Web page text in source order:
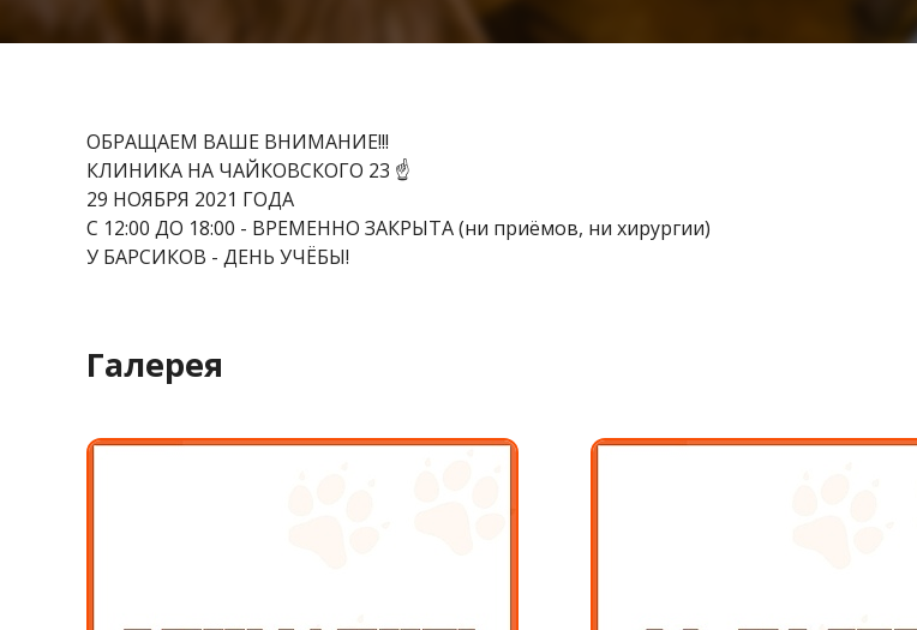
ОБРАЩАЕМ ВАШЕ ВНИМАНИЕ!!!
КЛИНИКА НА ЧАЙКОВСКОГО 23 ☝️
29 НОЯБРЯ 2021 ГОДА
С 12:00 ДО 18:00 - ВРЕМЕННО ЗАКРЫТА (ни приёмов, ни хирургии)
У БАРСИКОВ - ДЕНЬ УЧЁБЫ!
Галерея